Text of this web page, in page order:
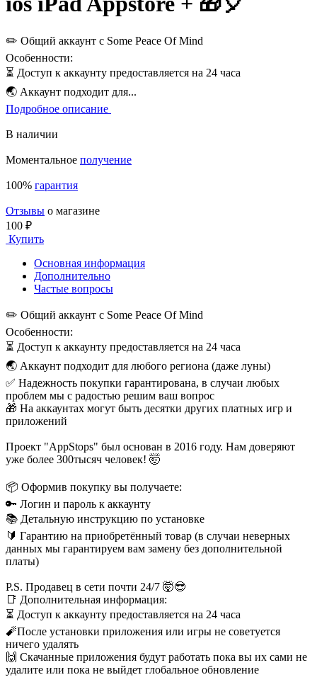
✏️ Общий аккаунт с Some Peace Of Mind
Особенности:
⏳ Доступ к аккаунту предоставляется на 24 часа
🌏 Аккаунт подходит для...
Подробное описание
В наличии
Моментальное получение
100% гарантия
Отзывы о магазине
100 ₽
Купить
Основная информация
Дополнительно
Частые вопросы
✏️ Общий аккаунт с Some Peace Of Mind
Особенности:
⏳ Доступ к аккаунту предоставляется на 24 часа
🌏 Аккаунт подходит для любого региона (даже луны)
✅ Надежность покупки гарантирована, в случаи любых
проблем мы с радостью решим ваш вопрос
🎁 На аккаунтах могут быть десятки других платных игр и
приложений
Проект "AppStops" был основан в 2016 году. Нам доверяют
уже более 300тысяч человек! 🤯
📦 Оформив покупку вы получаете:
🔑 Логин и пароль к аккаунту
📚 Детальную инструкцию по установке
🔰 Гарантию на приобретённый товар (в случаи неверных
данных мы гарантируем вам замену без дополнительной
платы)
P.S. Продавец в сети почти 24/7 🤯😎
📑 Дополнительная информация:
⏳ Доступ к аккаунту предоставляется на 24 часа
🧨После установки приложения или игры не советуется
ничего удалять
🙌 Скачанные приложения будут работать пока вы их сами не
удалите или пока не выйдет глобальное обновление